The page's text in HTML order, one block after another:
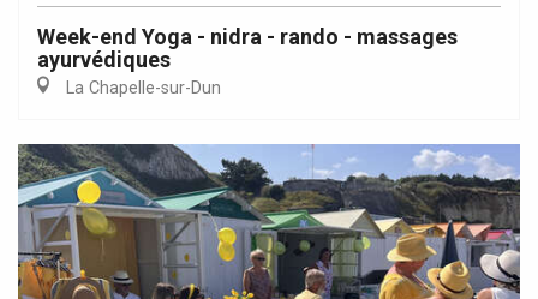
Week-end Yoga - nidra - rando - massages
ayurvédiques
La Chapelle-sur-Dun